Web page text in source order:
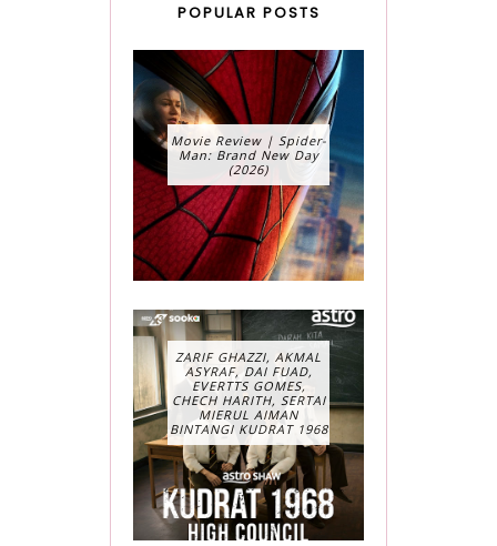
POPULAR POSTS
Movie Review | Spider-
Man: Brand New Day
(2026)
ZARIF GHAZZI, AKMAL
ASYRAF, DAI FUAD,
EVERTTS GOMES,
CHECH HARITH, SERTAI
MIERUL AIMAN
BINTANGI KUDRAT 1968